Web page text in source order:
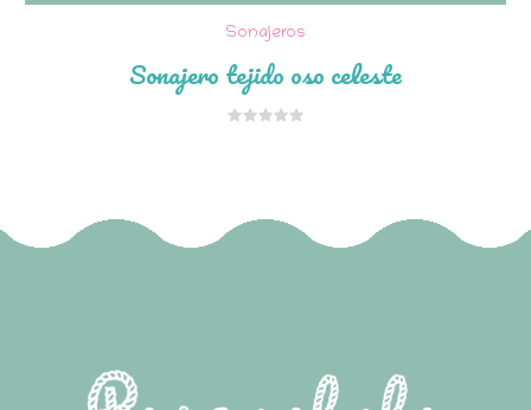
Sonajeros
Sonajero tejido oso celeste